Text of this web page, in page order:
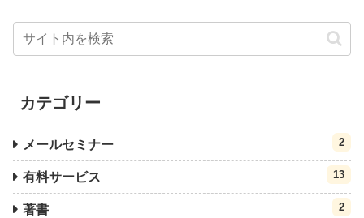
カテゴリー
メールセミナー 2
有料サービス 13
著書 2